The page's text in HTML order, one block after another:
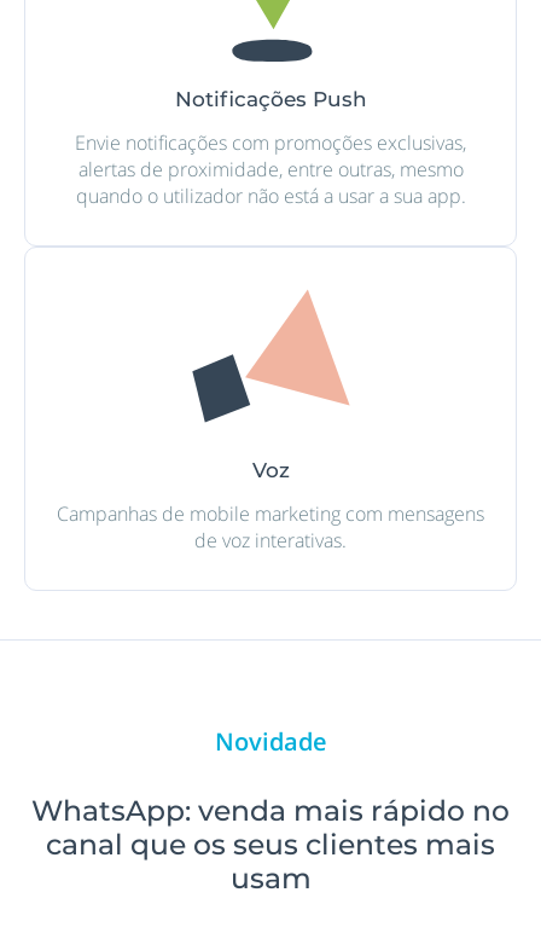
Notificações Push
Envie notificações com promoções exclusivas,
alertas de proximidade, entre outras, mesmo
quando o utilizador não está a usar a sua app.
Voz
Campanhas de mobile marketing com mensagens
de voz interativas.
Novidade
WhatsApp: venda mais rápido no
canal que os seus clientes mais
usam